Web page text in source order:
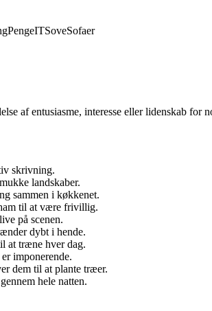
PengeITSoveSofaer
af entusiasme, interesse eller lidenskab
skrivning.
landskaber.
sammen i køkkenet.
til at være frivillig.
på scenen.
dybt i hende.
at træne hver dag.
imponerende.
dem til at plante træer.
hele natten.